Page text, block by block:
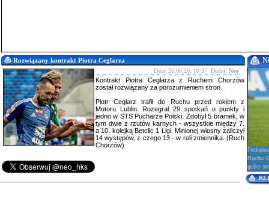
Rozwiązany kontrakt Piotra Ceglarza
Data: 26.06.26; 10:37 Dodał: Neo
Kontrakt Piotra Ceglarza z Ruchem Chorzów
został rozwiązany za porozumieniem stron.
Piotr Ceglarz trafił do Ruchu przed rokiem z
Motoru Lublin. Rozegrał 29 spotkań o punkty i
jedno w STS Pucharze Polski. Zdobył 5 bramek, w
tym dwie z rzutów karnych - wszystkie między 7.
a 10. kolejką Betclic 1 Ligi. Minionej wiosny zaliczył
14 występów, z czego 13 - w roli zmiennika. (Ruch
Chorzów)
Ruchu
gości